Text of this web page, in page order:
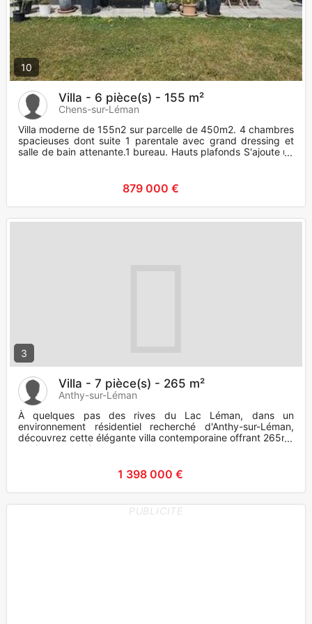
10
Villa - 6 pièce(s) - 155 m²
Chens-sur-Léman
Villa moderne de 155n2 sur parcelle de 450m2. 4 chambres
spacieuses dont suite 1 parentale avec grand dressing et
salle de bain attenante.1 bureau. Hauts plafonds S'ajoute un
879 000 €
3
Villa - 7 pièce(s) - 265 m²
Anthy-sur-Léman
À quelques pas des rives du Lac Léman, dans un
environnement résidentiel recherché d'Anthy-sur-Léman,
découvrez cette élégante villa contemporaine offrant 265m²
habitables au c?ur
1 398 000 €
PUBLICITE